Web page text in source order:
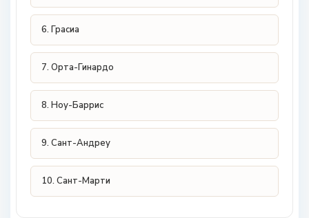
6. Грасиа
7. Орта-Гинардо
8. Ноу-Баррис
9. Сант-Андреу
10. Сант-Марти